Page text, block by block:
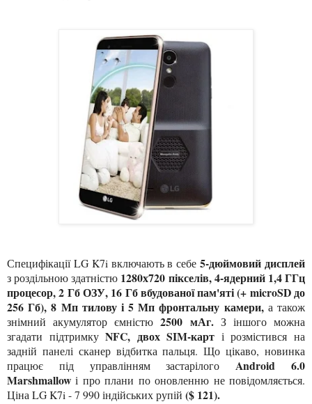
Специфікації LG K7i включають в себе5-дюймовий дисплей
з роздільною здатністю 1280х720 пікселів, 4-ядерний 1,4 ГГц
процесор, 2 Гб ОЗУ, 16 Гб вбудованої пам'яті (+ microSD до
256 Гб), 8 Мп тилову і 5 Мп фронтальну камери, а також
знімний акумулятор ємністю2500 мАг.З іншого можна
згадати підтримкуNFC, двох SIM-карт і розмістився на
задній панелі сканер відбитка пальця. Що цікаво, новинка
працює під управлінням застарілогоAndroid 6.0
Marshmallowі про плани по оновленню не повідомляється.
Ціна LG K7i - 7 990 індійських рупій ($ 121).